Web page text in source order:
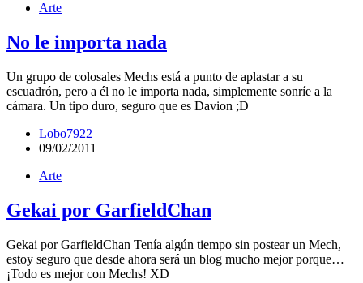
Arte
No le importa nada
Un grupo de colosales Mechs está a punto de aplastar a su
escuadrón, pero a él no le importa nada, simplemente sonríe a la
cámara. Un tipo duro, seguro que es Davion ;D
Lobo7922
09/02/2011
Arte
Gekai por GarfieldChan
Gekai por GarfieldChan Tenía algún tiempo sin postear un Mech,
estoy seguro que desde ahora será un blog mucho mejor porque…
¡Todo es mejor con Mechs! XD